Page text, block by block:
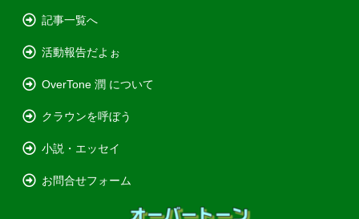
記事一覧へ
活動報告だよぉ
OverTone 潤 について
クラウンを呼ぼう
小説・エッセイ
お問合せフォーム